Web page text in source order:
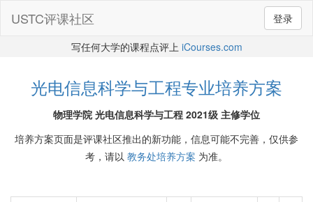
登录
USTC评课社区
写任何大学的课程点评上 iCourses.com
光电信息科学与工程专业培养方案
物理学院 光电信息科学与工程 2021级 主修学位
培养方案页面是评课社区推出的新功能，信息可能不完善，仅供参
考，请以 教务处培养方案 为准。